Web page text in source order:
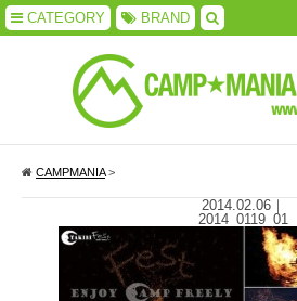
CATEGORY BRAND
CAMPMANIA>
2014.02.06｜
2014_0119_01